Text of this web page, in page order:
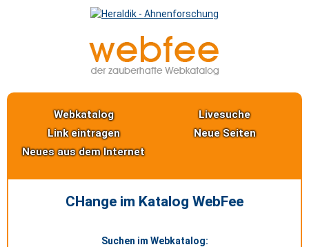
Webkatalog
Livesuche
Link eintragen
Neue Seiten
Neues aus dem Internet
CHange im Katalog WebFee
Suchen im Webkatalog: